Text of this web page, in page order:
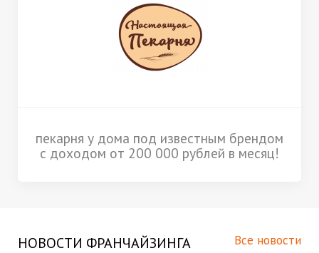
пекарня у дома под известным брендом
с доходом от 200 000 рублей в месяц!
НОВОСТИ ФРАНЧАЙЗИНГА Все новости